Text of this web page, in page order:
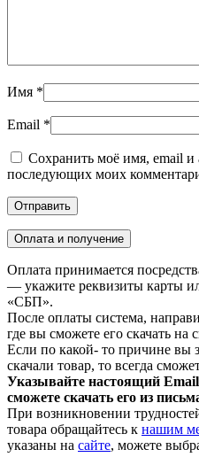
Имя *
Email *
Сохранить моё имя, email и
последующих моих
Оплата и получение
Оплата принимается
— укажите реквизиты карты
«СБП».
После оплаты система,
где вы сможете его скачать на
Если по какой- то причине вы
скачали товар, то всегда
Указывайте настоящий
сможете скачать его из
При возникновении
товара обращайтесь к нашим
указаны на сайте, можете